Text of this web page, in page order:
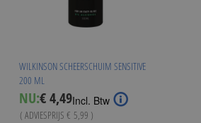
WILKINSON SCHEERSCHUIM SENSITIVE
200 ML
NU:Special
Price
€ 4,49Incl. Btw
( ADVIESPRIJS € 5,99 )